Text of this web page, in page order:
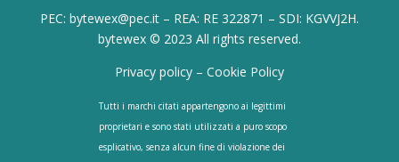
PEC: bytewex@pec.it – REA: RE 322871 – SDI: KGVVJ2H.
bytewex © 2023 All rights reserved.
Privacy policy– Cookie Policy
Tutti i marchi citati appartengono ai legittimi
proprietari e sono stati utilizzati a puro scopo
esplicativo, senza alcun fine di violazione dei